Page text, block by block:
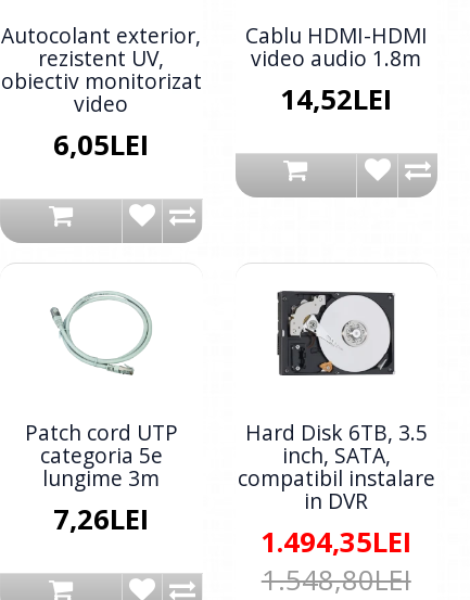
Autocolant exterior,
rezistent UV,
obiectiv monitorizat
video
6,05LEI
Cablu HDMI-HDMI
video audio 1.8m
14,52LEI
Patch cord UTP
categoria 5e
lungime 3m
7,26LEI
Hard Disk 6TB, 3.5
inch, SATA,
compatibil instalare
in DVR
1.494,35LEI
1.548,80LEI